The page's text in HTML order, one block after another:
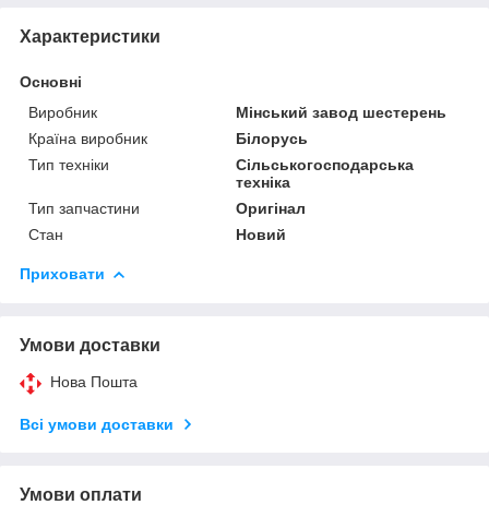
Характеристики
Основні
Виробник
Мінський завод шестерень
Країна виробник
Білорусь
Тип техніки
Сільськогосподарська
техніка
Тип запчастини
Оригінал
Стан
Новий
Приховати
Умови доставки
Нова Пошта
Всі умови доставки
Умови оплати